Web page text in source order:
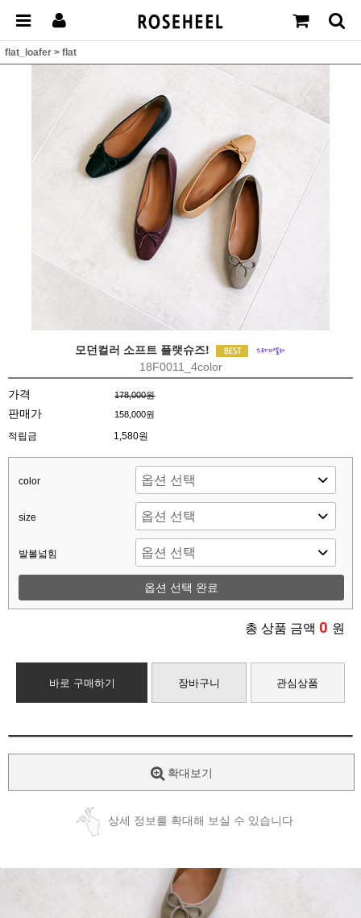
flat_loafer > flat
모던컬러 소프트 플랫슈즈!
18F0011_4color
가격 178,000원
판매가 158,000원
적립금 1,580원
color
size
발볼넓힘
옵션 선택 완료
총 상품 금액 0 원
바로 구매하기 장바구니 관심상품
확대보기
상세 정보를 확대해 보실 수 있습니다